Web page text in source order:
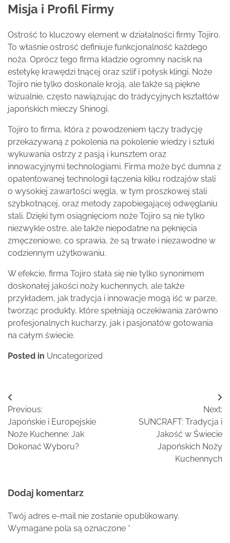
Misja i Profil Firmy
Ostrość to kluczowy element w działalności firmy Tojiro.
To właśnie ostrość definiuje funkcjonalność każdego
noża. Oprócz tego firma kładzie ogromny nacisk na
estetykę krawędzi tnącej oraz szlif i połysk klingi. Noże
Tojiro nie tylko doskonale kroją, ale także są piękne
wizualnie, często nawiązując do tradycyjnych kształtów
japońskich mieczy Shinogi.
Tojiro to firma, która z powodzeniem łączy tradycję
przekazywaną z pokolenia na pokolenie wiedzy i sztuki
wykuwania ostrzy z pasją i kunsztem oraz
innowacyjnymi technologiami. Firma może być dumna z
opatentowanej technologii łączenia kilku rodzajów stali
o wysokiej zawartości węgla, w tym proszkowej stali
szybkotnącej, oraz metody zapobiegającej odwęglaniu
stali. Dzięki tym osiągnięciom noże Tojiro są nie tylko
niezwykle ostre, ale także niepodatne na pęknięcia
zmęczeniowe, co sprawia, że są trwałe i niezawodne w
codziennym użytkowaniu.
W efekcie, firma Tojiro stała się nie tylko synonimem
doskonałej jakości noży kuchennych, ale także
przykładem, jak tradycja i innowacje mogą iść w parze,
tworząc produkty, które spełniają oczekiwania zarówno
profesjonalnych kucharzy, jak i pasjonatów gotowania
na całym świecie.
Posted in Uncategorized
Nawigacja
wpisu
Previous:
Japońskie i Europejskie
Noże Kuchenne: Jak
Dokonać Wyboru?
Next:
SUNCRAFT: Tradycja i
Jakość w Świecie
Japońskich Noży
Kuchennych
Dodaj komentarz
Twój adres e-mail nie zostanie opublikowany.
Wymagane pola są oznaczone *